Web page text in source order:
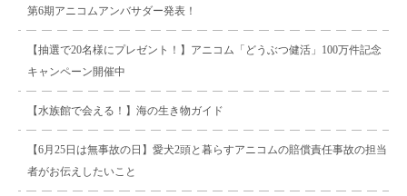
第6期アニコムアンバサダー発表！
【抽選で20名様にプレゼント！】アニコム「どうぶつ健活」100万件記念
キャンペーン開催中
【水族館で会える！】海の生き物ガイド
【6月25日は無事故の日】愛犬2頭と暮らすアニコムの賠償責任事故の担当
者がお伝えしたいこと